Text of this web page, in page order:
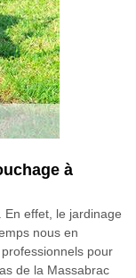
à
effet, le jardinage
nous en
pour
de la Massabrac